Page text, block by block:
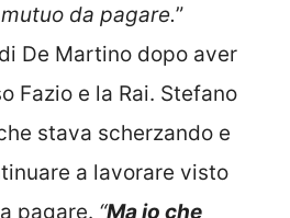
da pagare.”
De Martino dopo aver
Fazio e la Rai. Stefano
stava scherzando e
a lavorare visto
pagare. “Ma io che